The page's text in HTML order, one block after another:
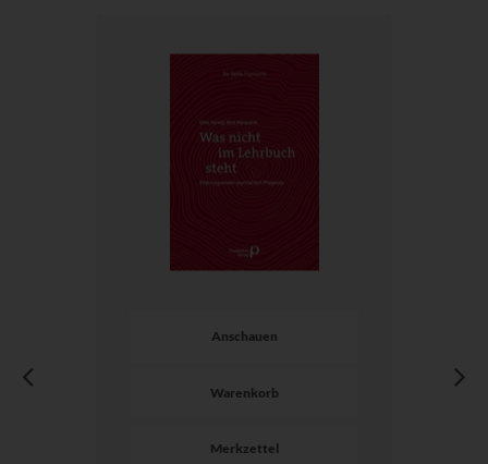
Anschauen
Warenkorb
Merkzettel